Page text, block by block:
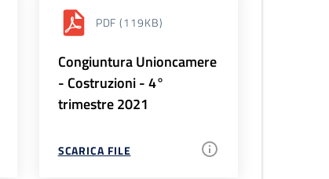
PDF (119KB)
Congiuntura Unioncamere
- Costruzioni - 4°
trimestre 2021
SCARICA FILE